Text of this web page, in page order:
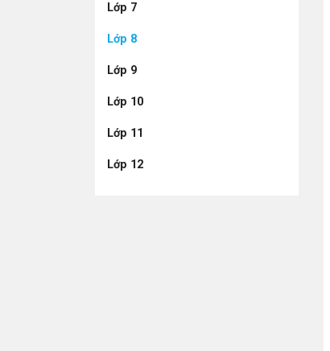
Lớp 7
Lớp 8
Lớp 9
Lớp 10
Lớp 11
Lớp 12